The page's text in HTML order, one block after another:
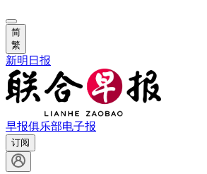
简
繁
新明日报
早报俱乐部电子报
订阅